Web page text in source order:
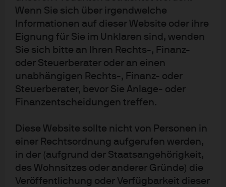
Wenn Sie sich über irgendwelche
Informationen auf dieser Website oder ihre
Eignung für Sie im Unklaren sind, wenden
Sie sich bitte an Ihren Rechts-, Finanz-
oder Steuerberater oder an einen
unabhängigen Rechts-, Finanz- oder
Steuerberater, bevor Sie Anlage- oder
Finanzentscheidungen treffen.
Diese Website sollte nicht von Personen in
einer Rechtsordnung aufgerufen werden,
in der (aufgrund der Staatsangehörigkeit,
des Wohnsitzes oder anderer Gründe) die
Veröffentlichung oder Verfügbarkeit dieser
Die hierin enthaltenen Informationen stellen jedoch
weder eine Beratung noch eine konkrete
Anlageempfehlung dar. Sämtliche Prognosen, Zahlen,
Einschätzungen und Aussagen zu Finanzmarkttrends
nichts anderes angegeben ist, diejenigen von
J.P. Morgan Asset Management zum Erstellungsdatum
sie zum Zeitpunkt der Erstellung als korrekt, übernimmt
jedoch keine Gewährleistung für deren Vollständigkeit
und Richtigkeit. Die Informationen können jederzeit
ohne vorherige Ankündigung geändert werden.
J.P. Morgan Asset Management nutzt auch Research-